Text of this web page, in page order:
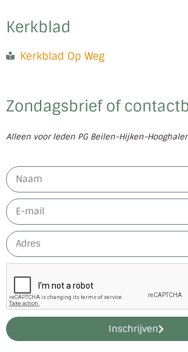
Kerkblad
Kerkblad Op Weg
Zondagsbrief of
Alleen voor leden PG Beilen-Hijken-
Inschrijven